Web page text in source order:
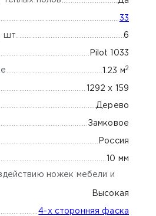
33
шт 6
Pilot 1033
1.23 м2
1292 х 159
Дерево
Замковое
Россия
10 мм
ножек мебели и
Высокая
4-х сторонняя фаска